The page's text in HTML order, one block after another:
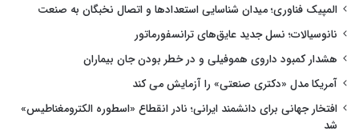
المپیک فناوری؛ میدان شناسایی استعدادها و اتصال نخبگان به صنعت
نانوسیالات؛ نسل جدید عایق‌های ترانسفورماتور
هشدار کمبود داروی هموفیلی و در خطر بودن جان بیماران
آمریکا مدل «دکتری صنعتی» را آزمایش می کند
افتخار جهانی برای دانشمند ایرانی؛ نادر انقطاع «اسطوره الکترومغناطیس»
شد